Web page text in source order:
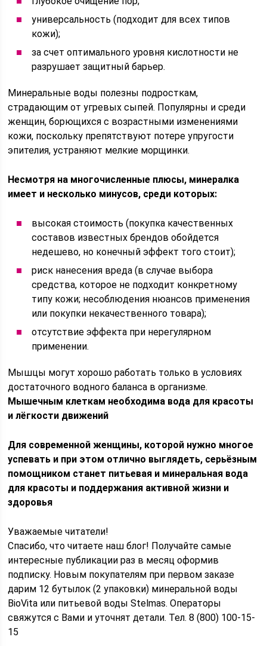
универсальность (подходит для всех типов
кожи);
за счет оптимального уровня кислотности не
разрушает защитный барьер.
Минеральные воды полезны подросткам,
страдающим от угревых сыпей. Популярны и среди
женщин, борющихся с возрастными изменениями
кожи, поскольку препятствуют потере упругости
эпителия, устраняют мелкие морщинки.
Несмотря на многочисленные плюсы, минералка
имеет и несколько минусов, среди которых:
высокая стоимость (покупка качественных
составов известных брендов обойдется
недешево, но конечный эффект того стоит);
риск нанесения вреда (в случае выбора
средства, которое не подходит конкретному
типу кожи; несоблюдения нюансов применения
или покупки некачественного товара);
отсутствие эффекта при нерегулярном
применении.
Мышцы могут хорошо работать только в условиях
достаточного водного баланса в организме.
Мышечным клеткам необходима вода для красоты
и лёгкости движений
Для современной женщины, которой нужно многое
успевать и при этом отлично выглядеть, серьёзным
помощником станет питьевая и минеральная вода
для красоты и поддержания активной жизни и
здоровья
Уважаемые читатели!
Спасибо, что читаете наш блог! Получайте самые
интересные публикации раз в месяц оформив
подписку. Новым покупателям при первом заказе
дарим 12 бутылок (2 упаковки) минеральной воды
BioVita или питьевой воды Stelmas. Операторы
свяжутся с Вами и уточнят детали. Тел. 8 (800) 100-15-
15